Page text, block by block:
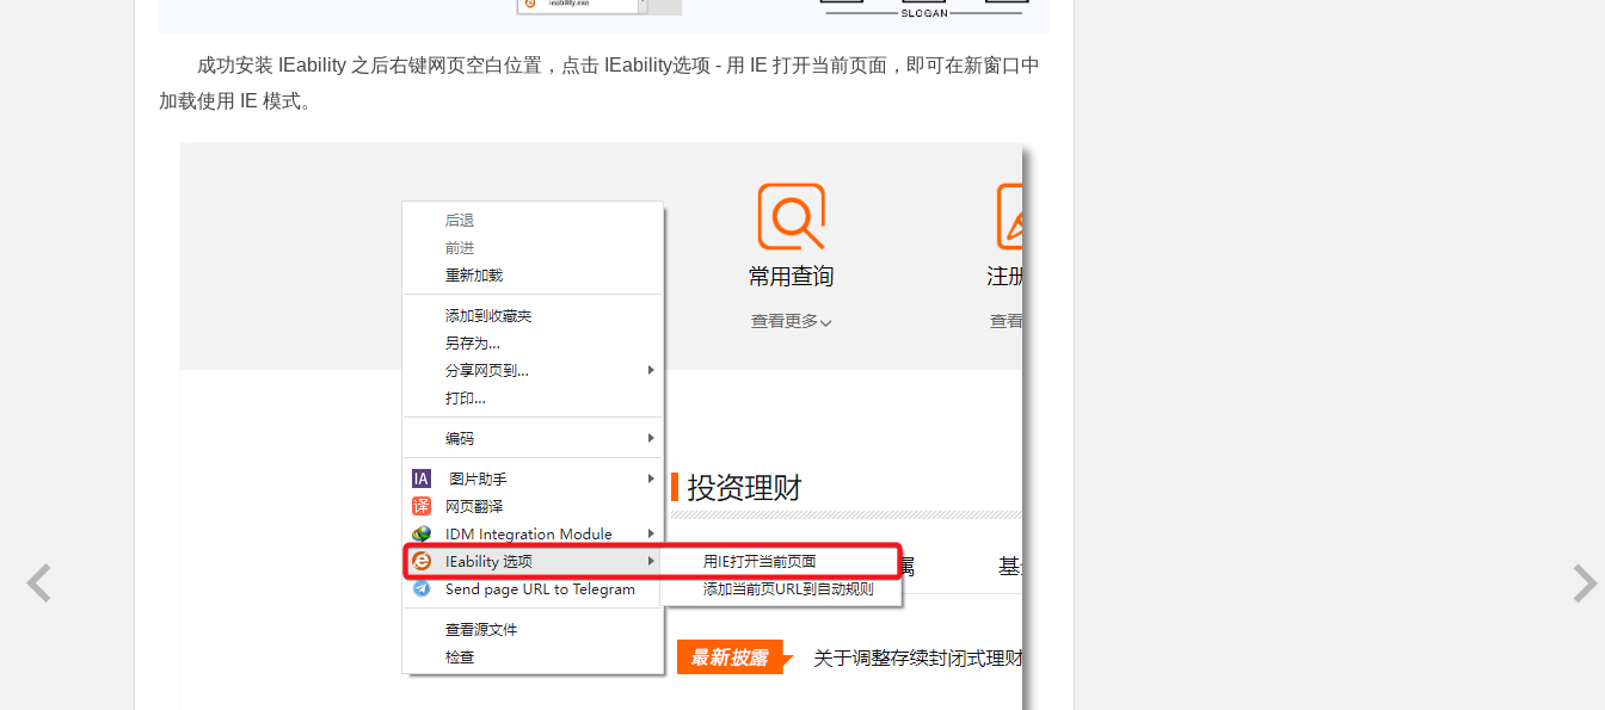
成功安装 IEability 之后右键网页空白位置，点击 IEability选项 - 用 IE 打开当前页面，即可在新窗口中
加载使用 IE 模式。